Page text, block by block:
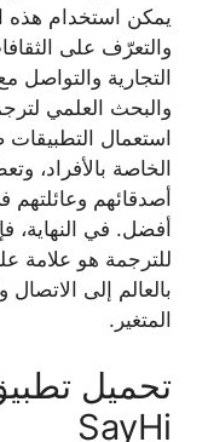
يمكن استخدام هذه
والتعرّف على
التجارية والتواصل
والبحث العلمي
استعمال التطبيقات
الخاصة بالأفراد،
أصدقائهم
أفضل. في النهاية،
للترجمة هو علامة
بالعالم إلى
المتغير.
تحميل
SayHi